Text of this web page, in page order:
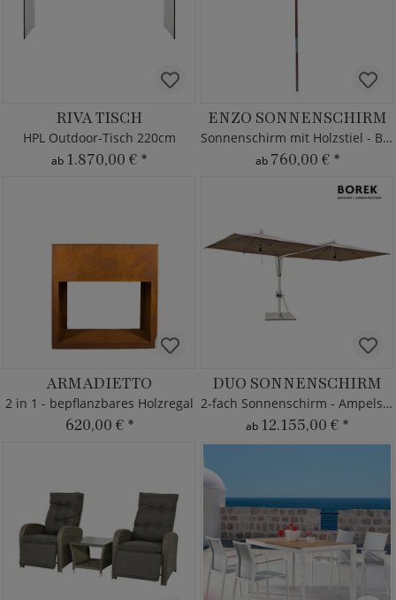
RIVA TISCH
HPL Outdoor-Tisch 220cm
ab 1.870,00 € *
ENZO SONNENSCHIRM
Sonnenschirm mit Holzstiel - Borek
ab 760,00 € *
ARMADIETTO
2 in 1 - bepflanzbares Holzregal
620,00 € *
DUO SONNENSCHIRM
2-fach Sonnenschirm - Ampelschirm XXL - Borek
ab 12.155,00 € *